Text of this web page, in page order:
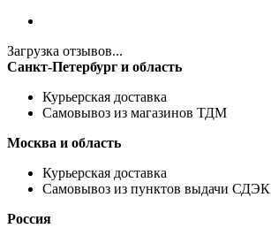
Загрузка отзывов...
Санкт-Петербург и область
Курьерская доставка
Самовывоз из магазинов ТДМ
Москва и область
Курьерская доставка
Самовывоз из пунктов выдачи СДЭК
Россия